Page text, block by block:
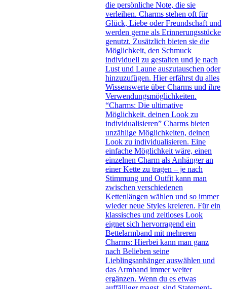
die persönliche Note, die sie
verleihen. Charms stehen oft für
Glück, Liebe oder Freundschaft und
werden gerne als Erinnerungsstücke
genutzt. Zusätzlich bieten sie die
Möglichkeit, den Schmuck
individuell zu gestalten und je nach
Lust und Laune auszutauschen oder
hinzuzufügen. Hier erfährst du alles
Wissenswerte über Charms und ihre
Verwendungsmöglichkeiten.
“Charms: Die ultimative
Möglichkeit, deinen Look zu
individualisieren” Charms bieten
unzählige Möglichkeiten, deinen
Look zu individualisieren. Eine
einfache Möglichkeit wäre, einen
einzelnen Charm als Anhänger an
einer Kette zu tragen – je nach
Stimmung und Outfit kann man
zwischen verschiedenen
Kettenlängen wählen und so immer
wieder neue Styles kreieren. Für ein
klassisches und zeitloses Look
eignet sich hervorragend ein
Bettelarmband mit mehreren
Charms: Hierbei kann man ganz
nach Belieben seine
Lieblingsanhänger auswählen und
das Armband immer weiter
ergänzen. Wenn du es etwas